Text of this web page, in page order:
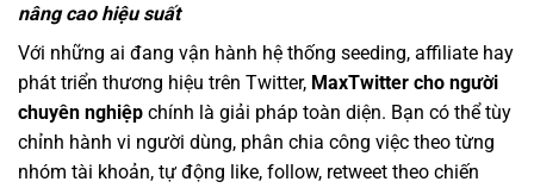
nâng cao hiệu suất
Với những ai đang vận hành hệ thống seeding, affiliate hay
phát triển thương hiệu trên Twitter, MaxTwitter cho người
chuyên nghiệp chính là giải pháp toàn diện. Bạn có thể tùy
chỉnh hành vi người dùng, phân chia công việc theo từng
nhóm tài khoản, tự động like, follow, retweet theo chiến